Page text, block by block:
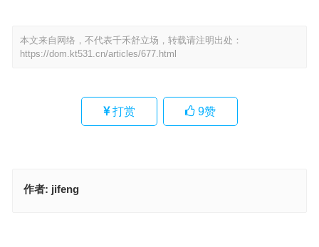
本文来自网络，不代表千禾舒立场，转载请注明出处：
https://dom.kt531.cn/articles/677.html
打赏 9赞
作者: jifeng